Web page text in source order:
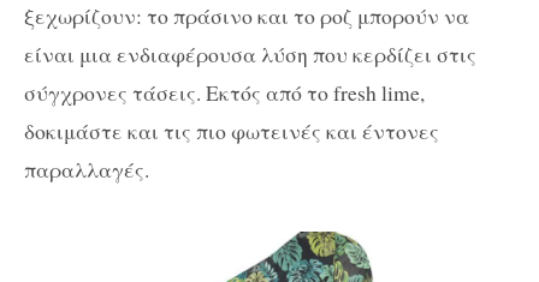
ξεχωρίζουν: το πράσινο και το ροζ μπορούν να
είναι μια ενδιαφέρουσα λύση που κερδίζει στις
σύγχρονες τάσεις. Εκτός από το fresh lime,
δοκιμάστε και τις πιο φωτεινές και έντονες
παραλλαγές.